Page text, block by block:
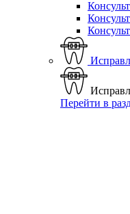
Перейти в